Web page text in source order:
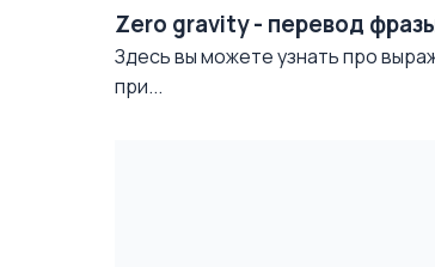
Zero gravity - перевод
Здесь вы можете узнать про
при...